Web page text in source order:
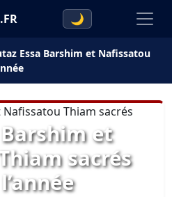
🌙
Essa Barshim et Nafissatou
et
sacrés